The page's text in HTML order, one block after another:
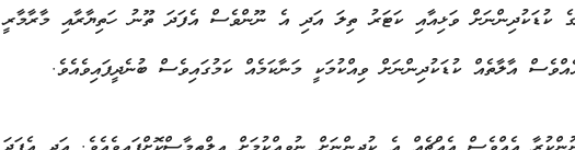
އަހަރުން ދަށުގެ ކުޑަކުދިންނަށް ވަޅިއާއި ކަޓަރު ތިލަ އަދި އެ ނޫންވެސް އެފަދަ ތޫނު ހަތިޔާރާއި މާރާމާރީ
އާލާތެއް ކުޑަކުދިންނަށް ވިއްކުމަކީ މަނާކަމެއް ކަމުގައިވެސް ބުނެދީފައިވެއެވެ.